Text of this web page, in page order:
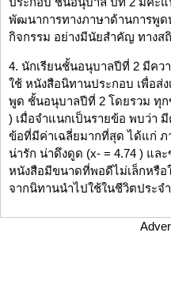
พัฒนาการทางภาษาด้านการพูด
กิจกรรม อย่างมีนัยสำคัญ ทางส
4. นักเรียนชั้นอนุบาลปีที่ 2 มีคว
ใช้ หนังสือนิทานประกอบ เพื่อส่
พูด ชั้นอนุบาลปีที่ 2 โดยรวม ทุก
) เมื่อจำแนกเป็นรายข้อ พบว่า
ข้อที่มีค่าเฉลี่ยมากที่สุด ได้แก่ ภ
น่ารัก น่าดึงดูด (x- = 4.74 ) แล
หนังสือมีขนาดที่พอดีไม่เล็กหรือ
จากนิทานนำไปใช้ในชีวิตประจ